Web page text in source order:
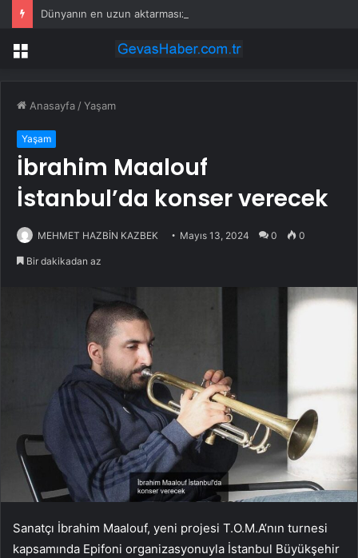
Menü
Anasayfa /Yaşam
Yaşam
İbrahim Maalouf
İstanbul’da konser verecek
MEHMET HAZBİN KAZBEK Mayıs 13, 2024 0 0
Bir dakikadan az
Sanatçı İbrahim Maalouf, yeni projesi T.O.M.A’nın turnesi
kapsamında Epifoni organizasyonuyla İstanbul Büyükşehir